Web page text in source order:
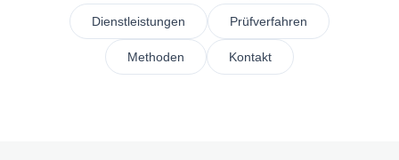
Dienstleistungen Prüfverfahren
Methoden Kontakt